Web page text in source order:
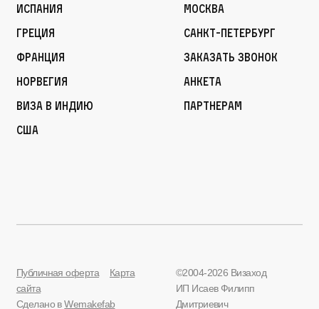
Испания
Греция
Франция
Норвегия
Виза в Индию
США
Москва
Санкт-Петербург
Заказать звонок
Анкета
Партнерам
Публичная оферта
Карта
сайта
Сделано вWemakefab
©2004-2026 Визаход
ИП Исаев Филипп
Дмитриевич